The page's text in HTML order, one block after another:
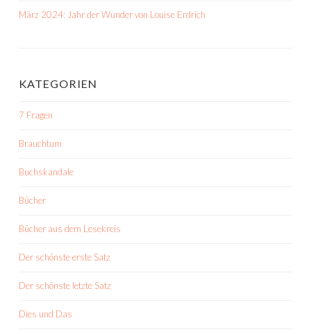
März 2024: Jahr der Wunder von Louise Erdrich
KATEGORIEN
7 Fragen
Brauchtum
Buchskandale
Bücher
Bücher aus dem Lesekreis
Der schönste erste Satz
Der schönste letzte Satz
Dies und Das